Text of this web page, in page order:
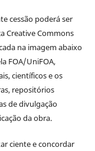
cessão poderá ser
Creative Commons
na imagem abaixo
FOA/UniFOA,
científicos e os
repositórios
de divulgação
da obra.
ciente e concordar